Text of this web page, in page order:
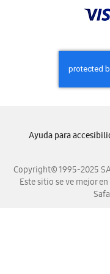
Copyright© 1995-2025
Este sitio se ve mejor
Ayuda para